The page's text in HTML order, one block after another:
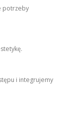
potrzeby
i integrujemy